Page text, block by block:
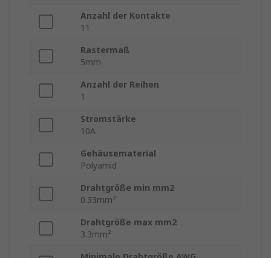
Anzahl der Kontakte
11
Rastermaß
5mm
Anzahl der Reihen
1
Stromstärke
10A
Gehäusematerial
Polyamid
Drahtgröße min mm2
0.33mm²
Drahtgröße max mm2
3.3mm²